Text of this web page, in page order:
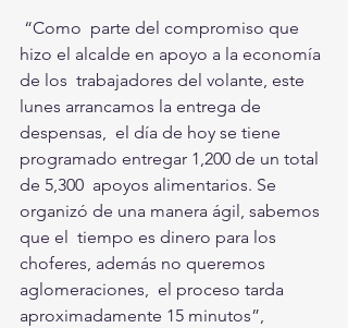
“Como  parte del compromiso que
hizo el alcalde en apoyo a la economía
de los  trabajadores del volante, este
lunes arrancamos la entrega de
despensas,  el día de hoy se tiene
programado entregar 1,200 de un total
de 5,300  apoyos alimentarios. Se
organizó de una manera ágil, sabemos
que el  tiempo es dinero para los
choferes, además no queremos
aglomeraciones,  el proceso tarda
aproximadamente 15 minutos”,